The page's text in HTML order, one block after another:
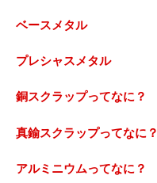
ベースメタル
プレシャスメタル
銅スクラップってなに？
真鍮スクラップってなに？
アルミニウムってなに？